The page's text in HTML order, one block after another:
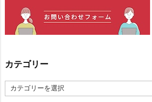
カテゴリー
テ